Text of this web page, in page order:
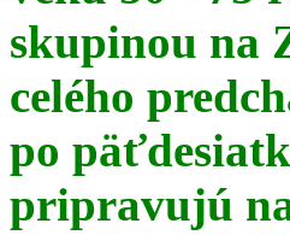
skupinou na
celého
po
pripravujú